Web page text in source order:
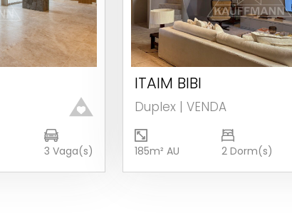
3 Vaga(s)
ITAIM BIBI
Duplex | VENDA
185m² AU 2 Dorm(s)